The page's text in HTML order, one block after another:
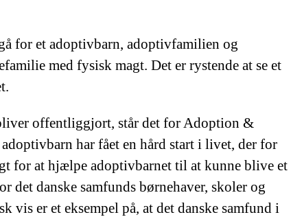
for et adoptivbarn, adoptivfamilien og
med fysisk magt. Det er rystende at se et
offentliggjort, står det for Adoption &
har fået en hård start i livet, der for
for at hjælpe adoptivbarnet til at kunne blive et
det danske samfunds børnehaver, skoler og
vis er et eksempel på, at det danske samfund i